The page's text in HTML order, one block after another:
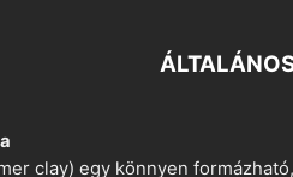
clay) egy könnyen